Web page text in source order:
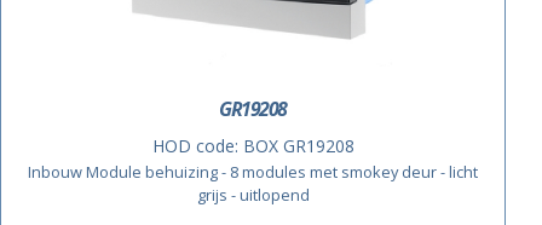
GR19208
HOD code: BOX GR19208
Inbouw Module behuizing - 8 modules met smokey deur - licht
grijs - uitlopend